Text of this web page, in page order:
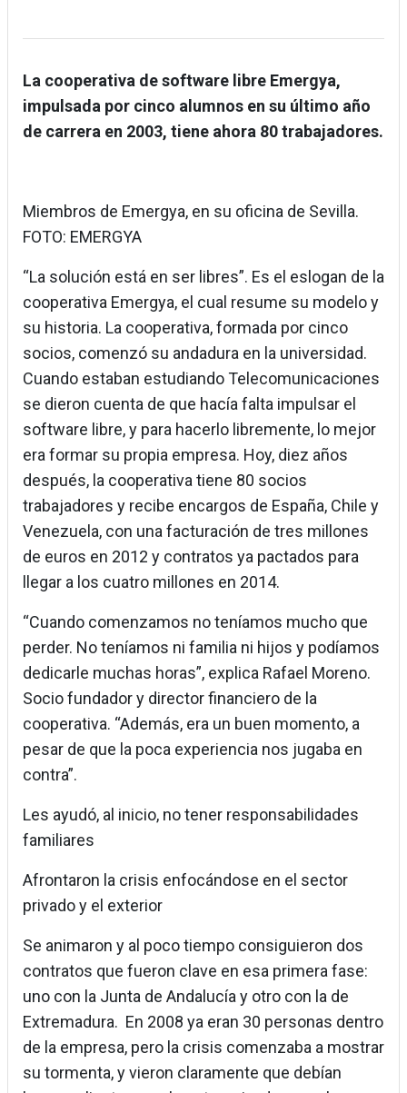
La cooperativa de software libre Emergya,
impulsada por cinco alumnos en su último año
de carrera en 2003, tiene ahora 80 trabajadores.
Miembros de Emergya, en su oficina de Sevilla.
FOTO: EMERGYA
“La solución está en ser libres”. Es el eslogan de la
cooperativa Emergya, el cual resume su modelo y
su historia. La cooperativa, formada por cinco
socios, comenzó su andadura en la universidad.
Cuando estaban estudiando Telecomunicaciones
se dieron cuenta de que hacía falta impulsar el
software libre, y para hacerlo libremente, lo mejor
era formar su propia empresa. Hoy, diez años
después, la cooperativa tiene 80 socios
trabajadores y recibe encargos de España, Chile y
Venezuela, con una facturación de tres millones
de euros en 2012 y contratos ya pactados para
llegar a los cuatro millones en 2014.
“Cuando comenzamos no teníamos mucho que
perder. No teníamos ni familia ni hijos y podíamos
dedicarle muchas horas”, explica Rafael Moreno.
Socio fundador y director financiero de la
cooperativa. “Además, era un buen momento, a
pesar de que la poca experiencia nos jugaba en
contra”.
Les ayudó, al inicio, no tener responsabilidades
familiares
Afrontaron la crisis enfocándose en el sector
privado y el exterior
Se animaron y al poco tiempo consiguieron dos
contratos que fueron clave en esa primera fase:
uno con la Junta de Andalucía y otro con la de
Extremadura. En 2008 ya eran 30 personas dentro
de la empresa, pero la crisis comenzaba a mostrar
su tormenta, y vieron claramente que debían